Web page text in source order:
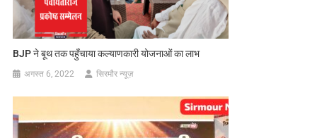
BJP ने बूथ तक पहुँचाया कल्याणकारी योजनाओं का लाभ
अगस्त 6, 2022 सिरमौर न्यूज़